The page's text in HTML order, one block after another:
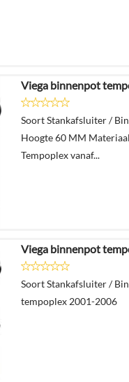
Viega binnenpot
Soort Stankafsluiter /
Hoogte 60 MM
Tempoplex vanaf...
Viega binnenpot
Soort Stankafsluiter /
tempoplex 2001-2006